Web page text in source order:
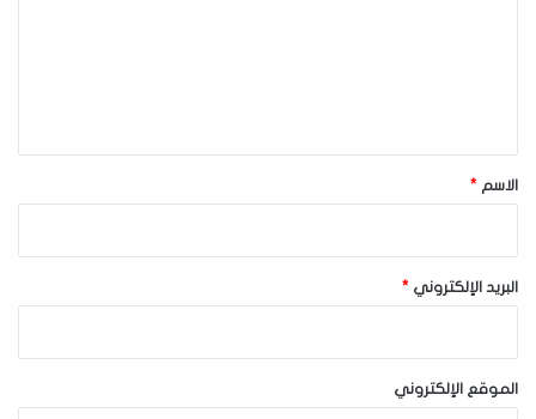
*الاسم *
البريد الإلكتروني *
الموقع الإلكتروني